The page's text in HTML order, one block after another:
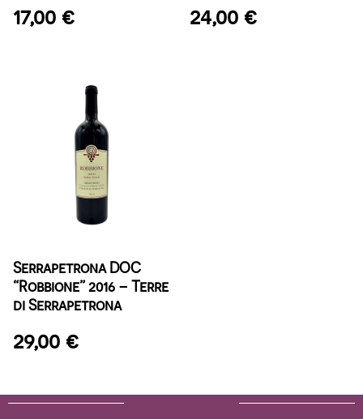
17,00 € 24,00 €
Serrapetrona DOC
“Robbione” 2016 – Terre
di Serrapetrona
29,00 €